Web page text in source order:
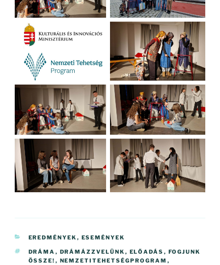
KATEGÓRIÁK
EREDMÉNYEK , ESEMÉNYEK
CÍMKÉK
DRÁMA , DRÁMÁZZVELÜNK , ELŐADÁS , FOGJUNK
ÖSSZE! , NEMZETITEHETSÉGPROGRAM ,